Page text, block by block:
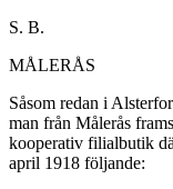
S. B.
MÅLERÅS
Såsom redan i
man från Målerås
kooperativ filialbutik
april 1918 följande: